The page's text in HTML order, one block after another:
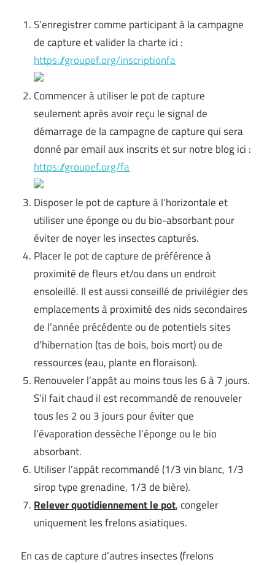
S’enregistrer comme participant à la campagne
de capture et valider la charte ici :
https://groupef.org/inscriptionfa
Commencer à utiliser le pot de capture
seulement après avoir reçu le signal de
démarrage de la campagne de capture qui sera
donné par email aux inscrits et sur notre blog ici :
https://groupef.org/fa
Disposer le pot de capture à l’horizontale et
utiliser une éponge ou du bio-absorbant pour
éviter de noyer les insectes capturés.
Placer le pot de capture de préférence à
proximité de fleurs et/ou dans un endroit
ensoleillé. Il est aussi conseillé de privilégier des
emplacements à proximité des nids secondaires
de l’année précédente ou de potentiels sites
d’hibernation (tas de bois, bois mort) ou de
ressources (eau, plante en floraison).
Renouveler l’appât au moins tous les 6 à 7 jours.
S’il fait chaud il est recommandé de renouveler
tous les 2 ou 3 jours pour éviter que
l’évaporation dessèche l’éponge ou le bio
absorbant.
Utiliser l’appât recommandé (1/3 vin blanc, 1/3
sirop type grenadine, 1/3 de bière).
Relever quotidiennement le pot, congeler
uniquement les frelons asiatiques.
En cas de capture d’autres insectes (frelons